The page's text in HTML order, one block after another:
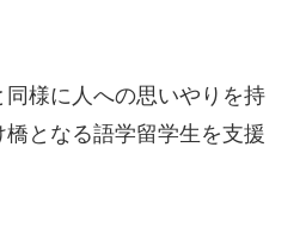
様に人への思いやりを持
となる語学留学生を支援